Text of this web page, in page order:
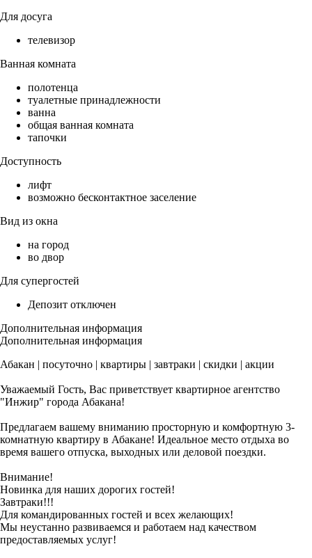
Для досуга
телевизор
Ванная комната
полотенца
туалетные принадлежности
ванна
общая ванная комната
тапочки
Доступность
лифт
возможно бесконтактное заселение
Вид из окна
на город
во двор
Для супергостей
Депозит отключен
Дополнительная информация
Дополнительная информация
Абакан | посуточно | квартиры | завтраки | скидки | акции
Уважаемый Гость, Вас приветствует квартирное агентство
"Инжир" города Абакана!
Предлагаем вашему вниманию просторную и комфортную 3-
комнатную квартиру в Абакане! Идеальное место отдыха во
время вашего отпуска, выходных или деловой поездки.
Внимание!
Новинка для наших дорогих гостей!
Завтраки!!!
Для командированных гостей и всех желающих!
Мы неустанно развиваемся и работаем над качеством
предоставляемых услуг!